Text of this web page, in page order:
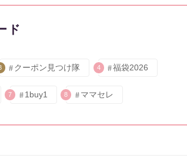
ド
クーポン見つけ隊 4 福袋2026
7 1buy1 8 ママセレ